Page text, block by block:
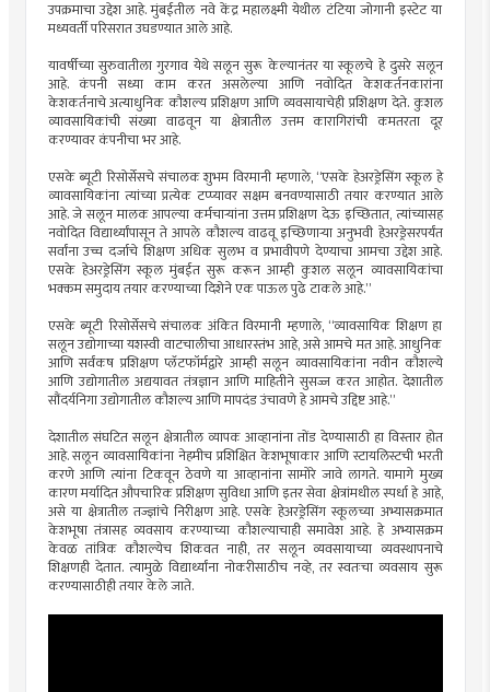
उपक्रमाचा उद्देश आहे. मुंबईतील नवे केंद्र महालक्ष्मी येथील टंटिया जोगानी इस्टेट या
मध्यवर्ती परिसरात उघडण्यात आले आहे.
यावर्षीच्या सुरुवातीला गुरगाव येथे सलून सुरू केल्यानंतर या स्कूलचे हे दुसरे सलून
आहे. कंपनी सध्या काम करत असलेल्या आणि नवोदित केशकर्तनकारांना
केशकर्तनाचे अत्याधुनिक कौशल्य प्रशिक्षण आणि व्यवसायाचेही प्रशिक्षण देते. कुशल
व्यावसायिकांची संख्या वाढवून या क्षेत्रातील उत्तम कारागिरांची कमतरता दूर
करण्यावर कंपनीचा भर आहे.
एसके ब्यूटी रिसोर्सेसचे संचालक शुभम विरमानी म्हणाले, “एसके हेअरड्रेसिंग स्कूल हे
व्यावसायिकांना त्यांच्या प्रत्येक टप्प्यावर सक्षम बनवण्यासाठी तयार करण्यात आले
आहे. जे सलून मालक आपल्या कर्मचाऱ्यांना उत्तम प्रशिक्षण देऊ इच्छितात, त्यांच्यासह
नवोदित विद्यार्थ्यांपासून ते आपले कौशल्य वाढवू इच्छिणाऱ्या अनुभवी हेअरड्रेसरपर्यंत
सर्वांना उच्च दर्जाचे शिक्षण अधिक सुलभ व प्रभावीपणे देण्याचा आमचा उद्देश आहे.
एसके हेअरड्रेसिंग स्कूल मुंबईत सुरू करून आम्ही कुशल सलून व्यावसायिकांचा
भक्कम समुदाय तयार करण्याच्या दिशेने एक पाऊल पुढे टाकले आहे.”
एसके ब्यूटी रिसोर्सेसचे संचालक अंकित विरमानी म्हणाले, “व्यावसायिक शिक्षण हा
सलून उद्योगाच्या यशस्वी वाटचालीचा आधारस्तंभ आहे, असे आमचे मत आहे. आधुनिक
आणि सर्वंकष प्रशिक्षण प्लॅटफॉर्मद्वारे आम्ही सलून व्यावसायिकांना नवीन कौशल्ये
आणि उद्योगातील अद्ययावत तंत्रज्ञान आणि माहितीने सुसज्ज करत आहोत. देशातील
सौंदर्यनिगा उद्योगातील कौशल्य आणि मापदंड उंचावणे हे आमचे उद्दिष्ट आहे.”
देशातील संघटित सलून क्षेत्रातील व्यापक आव्हानांना तोंड देण्यासाठी हा विस्तार होत
आहे. सलून व्यावसायिकांना नेहमीच प्रशिक्षित केशभूषाकार आणि स्टायलिस्टची भरती
करणे आणि त्यांना टिकवून ठेवणे या आव्हानांना सामोरे जावे लागते. यामागे मुख्य
कारण मर्यादित औपचारिक प्रशिक्षण सुविधा आणि इतर सेवा क्षेत्रांमधील स्पर्धा हे आहे,
असे या क्षेत्रातील तज्ज्ञांचे निरीक्षण आहे. एसके हेअरड्रेसिंग स्कूलच्या अभ्यासक्रमात
केशभूषा तंत्रासह व्यवसाय करण्याच्या कौशल्याचाही समावेश आहे. हे अभ्यासक्रम
केवळ तांत्रिक कौशल्येच शिकवत नाही, तर सलून व्यवसायाच्या व्यवस्थापनाचे
शिक्षणही देतात. त्यामुळे विद्यार्थ्यांना नोकरीसाठीच नव्हे, तर स्वतःचा व्यवसाय सुरू
करण्यासाठीही तयार केले जाते.